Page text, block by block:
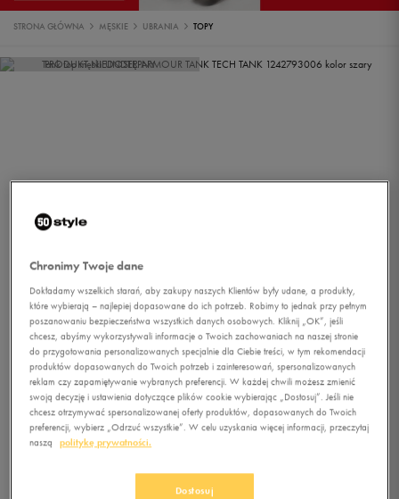
STRONA GŁÓWNA MĘSKIE UBRANIA TOPY
PRODUKT NIEDOSTĘPNY
UNDER ARMOUR TANK
Chronimy Twoje dane
Dokładamy wszelkich starań, aby zakupy naszych Klientów były udane, a produkty,
które wybierają – najlepiej dopasowane do ich potrzeb. Robimy to jednak przy pełnym
poszanowaniu bezpieczeństwa wszystkich danych osobowych. Kliknij „OK”, jeśli
chcesz, abyśmy wykorzystywali informacje o Twoich zachowaniach na naszej stronie
do przygotowania personalizowanych specjalnie dla Ciebie treści, w tym rekomendacji
produktów dopasowanych do Twoich potrzeb i zainteresowań, spersonalizowanych
reklam czy zapamiętywanie wybranych preferencji. W każdej chwili możesz zmienić
swoją decyzję i ustawienia dotyczące plików cookie wybierając „Dostosuj”. Jeśli nie
chcesz otrzymywać spersonalizowanej oferty produktów, dopasowanych do Twoich
preferencji, wybierz „Odrzuć wszystkie”. W celu uzyskania więcej informacji, przeczytaj
naszą
politykę prywatności.
Dostosuj